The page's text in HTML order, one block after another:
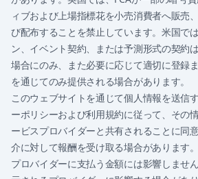
ィブおよび上場指標花を小売消費者へ販売
び配布することを禁止しています。米国で
ン、イベント契約、または予測形式の契約
場合にのみ、また必要に応じて適切に登録
を通じてのみ提供される場合があります。
このウェブサイトを通じて個人情報を送信
ーポリシーおよび利用規約に従って、その
ービスプロバイダーと共有されることに同
介に対して報酬を受け取る場合があります
プロバイダーに支払う金額には影響しませ